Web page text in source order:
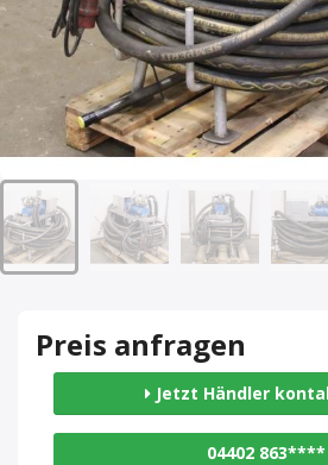
Preis anfragen
Jetzt Händler
04402 863****